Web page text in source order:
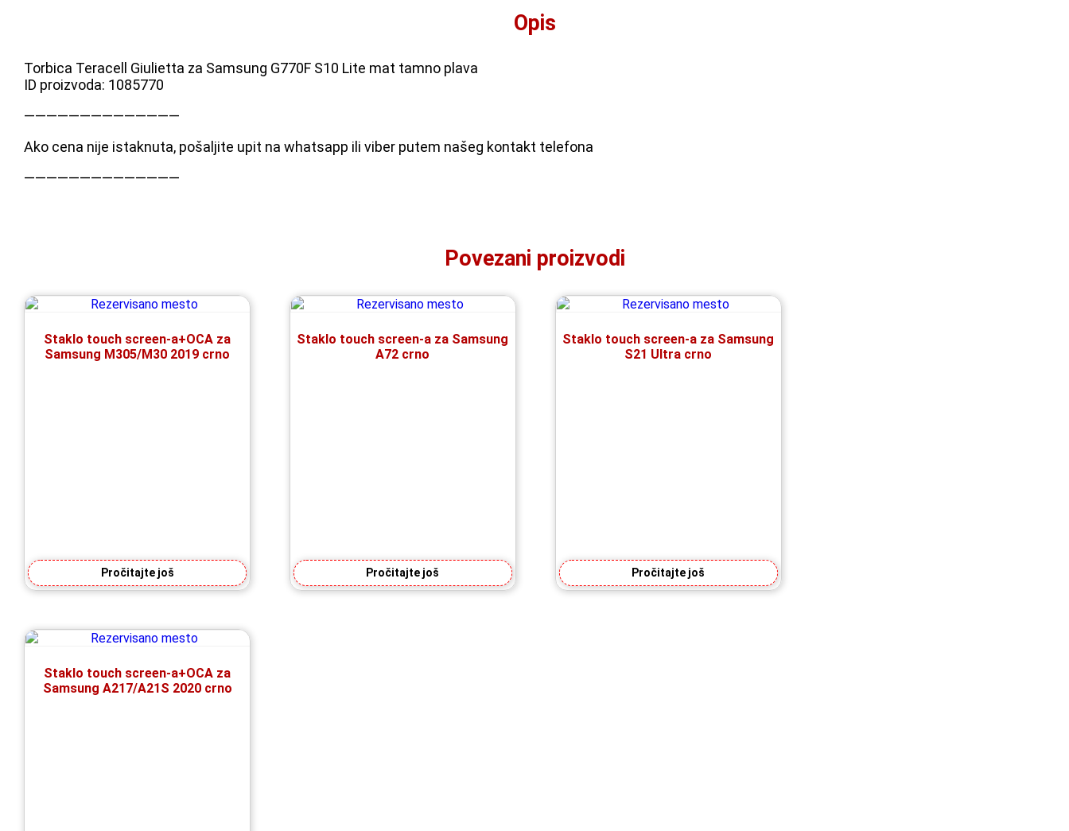
Opis
Torbica Teracell Giulietta za Samsung G770F S10 Lite mat tamno plava
ID proizvoda: 1085770
——————————————
Ako cena nije istaknuta, pošaljite upit na whatsapp ili viber putem našeg kontakt telefona
——————————————
Povezani proizvodi
Staklo touch screen-a+OCA za
Samsung M305/M30 2019 crno
Pročitajte još
Staklo touch screen-a za Samsung
A72 crno
Pročitajte još
Staklo touch screen-a za Samsung
S21 Ultra crno
Pročitajte još
Staklo touch screen-a+OCA za
Samsung A217/A21S 2020 crno